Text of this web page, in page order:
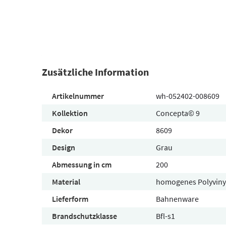
Zusätzliche Information
Artikelnummer
wh-052402-008609
Kollektion
Concepta© 9
Dekor
8609
Design
Grau
Abmessung in cm
200
Material
homogenes
Lieferform
Bahnenware
Brandschutzklasse
Bfl-s1